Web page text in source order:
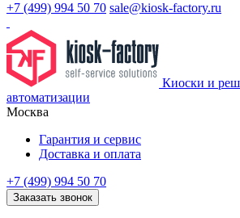
+7 (499) 994 50 70 sale@kiosk-factory.ru
Киоски и
автоматизации
Москва
Гарантия и сервис
Доставка и оплата
+7 (499) 994 50 70
Заказать звонок